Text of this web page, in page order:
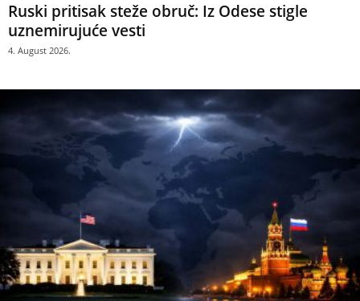
Ruski pritisak steže obruč: Iz Odese stigle
uznemirujuće vesti
4. August 2026.